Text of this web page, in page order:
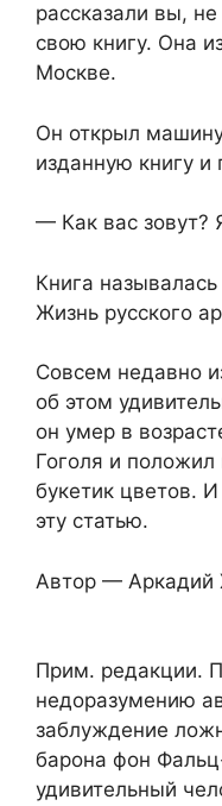
рассказали вы,
свою книгу. Она
Москве.
Он открыл
изданную книгу и
— Как вас зовут?
Книга
Жизнь русского
Совсем недавно
об этом
он умер в
Гоголя и
букетик цветов.
эту статью.
Автор — Аркадий
Прим. редакции.
недоразумению
заблуждение
барона фон
удивительный